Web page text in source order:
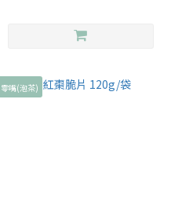
零嘴(泡茶)